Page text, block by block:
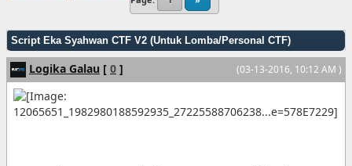
Script Eka Syahwan CTF V2 (Untuk Lomba/Personal CTF)
(03-13-2016, 10:12 AM )
Logika Galau [ 0 ]